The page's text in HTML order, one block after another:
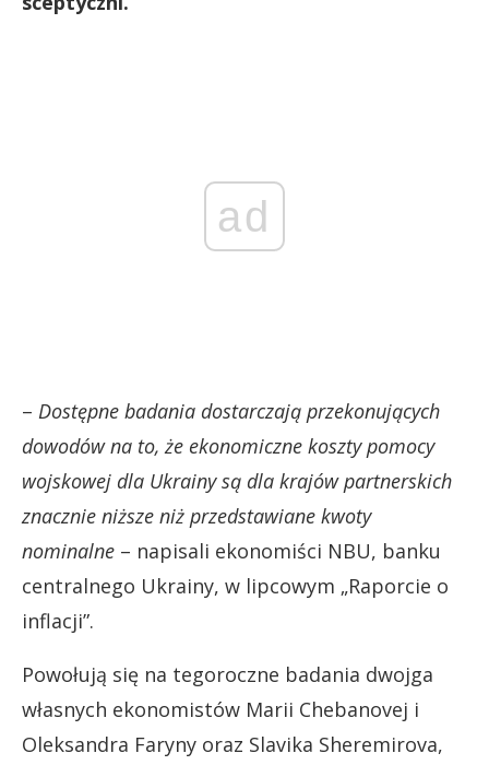
ad
– Dostępne badania dostarczają przekonujących
dowodów na to, że ekonomiczne koszty pomocy
wojskowej dla Ukrainy są dla krajów partnerskich
znacznie niższe niż przedstawiane kwoty
nominalne – napisali ekonomiści NBU, banku
centralnego Ukrainy, w lipcowym „Raporcie o
inflacji”.
Powołują się na tegoroczne badania dwojga
własnych ekonomistów Marii Chebanovej i
Oleksandra Faryny oraz Slavika Sheremirova,